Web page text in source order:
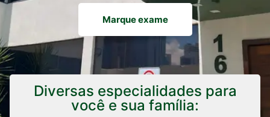
Marque exame
Diversas especialidades para
você e sua família: